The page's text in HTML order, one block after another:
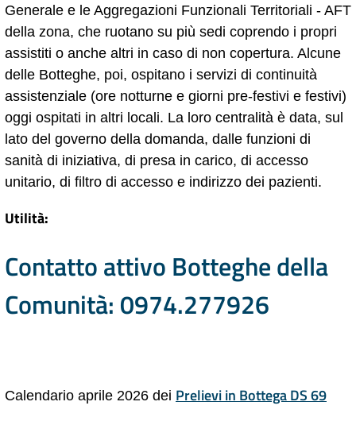
Generale e le Aggregazioni Funzionali Territoriali - AFT
della zona, che ruotano su più sedi coprendo i propri
assistiti o anche altri in caso di non copertura. Alcune
delle Botteghe, poi, ospitano i servizi di continuità
assistenziale (ore notturne e giorni pre-festivi e festivi)
oggi ospitati in altri locali. La loro centralità è data, sul
lato del governo della domanda, dalle funzioni di
sanità di iniziativa, di presa in carico, di accesso
unitario, di filtro di accesso e indirizzo dei pazienti.
Utilità:
Contatto attivo Botteghe della
Comunità: 0974.277926
Calendario aprile 2026 dei Prelievi in Bottega DS 69